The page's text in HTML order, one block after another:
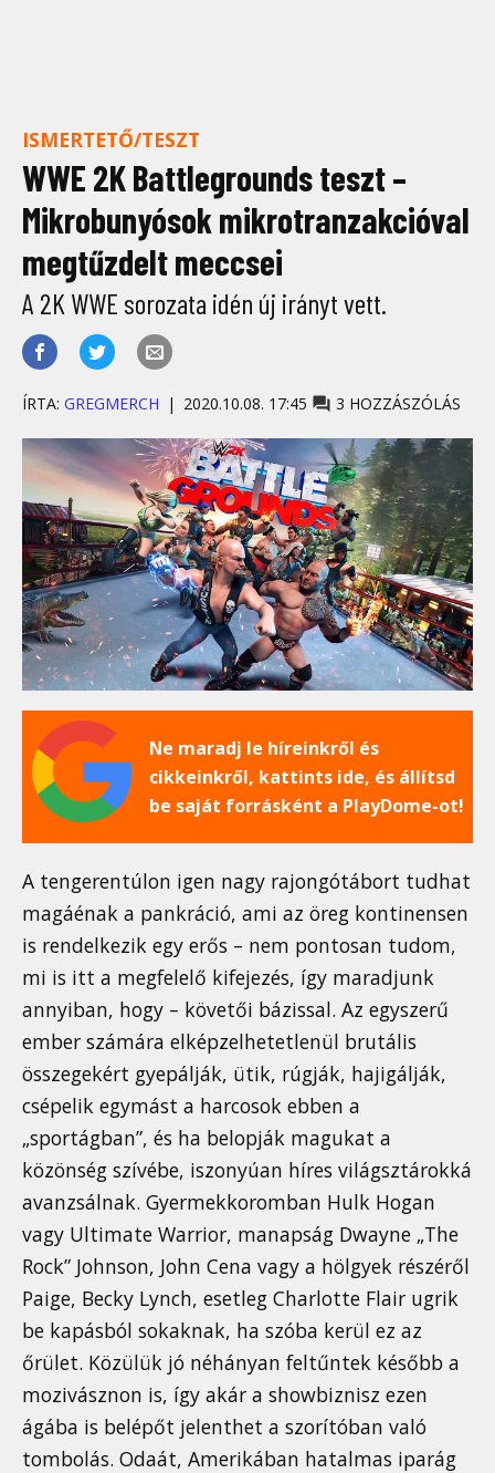
ISMERTETŐ/TESZT
WWE 2K Battlegrounds teszt –
Mikrobunyósok mikrotranzakcióval
megtűzdelt meccsei
A 2K WWE sorozata idén új irányt vett.
ÍRTA: GREGMERCH 2020.10.08. 17:45 3 HOZZÁSZÓLÁS
Ne maradj le híreinkről és
cikkeinkről, kattints ide, és állítsd
be saját forrásként a PlayDome-ot!
A tengerentúlon igen nagy rajongótábort tudhat
magáénak a pankráció, ami az öreg kontinensen
is rendelkezik egy erős – nem pontosan tudom,
mi is itt a megfelelő kifejezés, így maradjunk
annyiban, hogy – követői bázissal. Az egyszerű
ember számára elképzelhetetlenül brutális
összegekért gyepálják, ütik, rúgják, hajigálják,
csépelik egymást a harcosok ebben a
„sportágban”, és ha belopják magukat a
közönség szívébe, iszonyúan híres világsztárokká
avanzsálnak. Gyermekkoromban Hulk Hogan
vagy Ultimate Warrior, manapság Dwayne „The
Rock” Johnson, John Cena vagy a hölgyek részéről
Paige, Becky Lynch, esetleg Charlotte Flair ugrik
be kapásból sokaknak, ha szóba kerül ez az
őrület. Közülük jó néhányan feltűntek később a
mozivásznon is, így akár a showbiznisz ezen
ágába is belépőt jelenthet a szorítóban való
tombolás. Odaát, Amerikában hatalmas iparág